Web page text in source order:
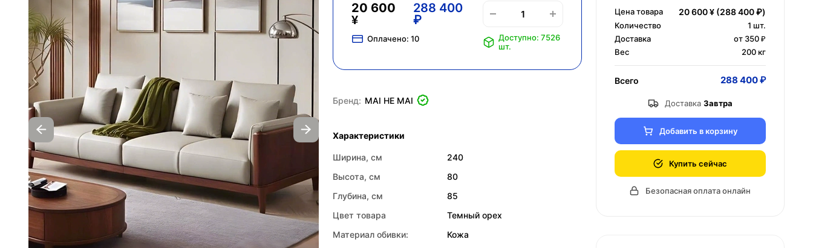
20 600
¥
288 400
₽
Оплачено: 10
Доступно: 7526
шт.
Бренд: MAI HE MAI
Характеристики
Ширина, см
240
Высота, см
80
Глубина, см
85
Цвет товара
Темный орех
Материал обивки:
Кожа
Цена товара 20 600 ¥ (288 400 ₽)
Количество 1 шт.
Доставка
от 350 ₽
Вес
200 кг
Всего 288 400 ₽
Доставка Завтра
Добавить в корзину
Купить сейчас
Безопасная оплата онлайн